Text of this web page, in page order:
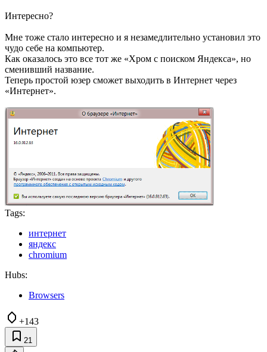
Интересно?
Мне тоже стало интересно и я незамедлительно установил это
чудо себе на компьютер.
Как оказалось это все тот же «Хром с поиском Яндекса», но
сменивший название.
Теперь простой юзер сможет выходить в Интернет через
«Интернет».
Tags:
интернет
яндекс
chromium
Hubs:
Browsers
+143
21